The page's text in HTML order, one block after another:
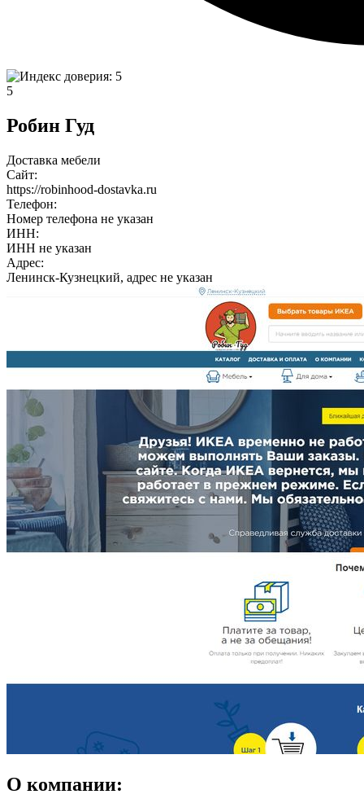
5
Робин Гуд
Доставка мебели
Сайт:
https://robinhood-dostavka.ru
Телефон:
Номер телефона не указан
ИНН:
ИНН не указан
Адрес:
Ленинск-Кузнецкий, адрес не указан
О компании: